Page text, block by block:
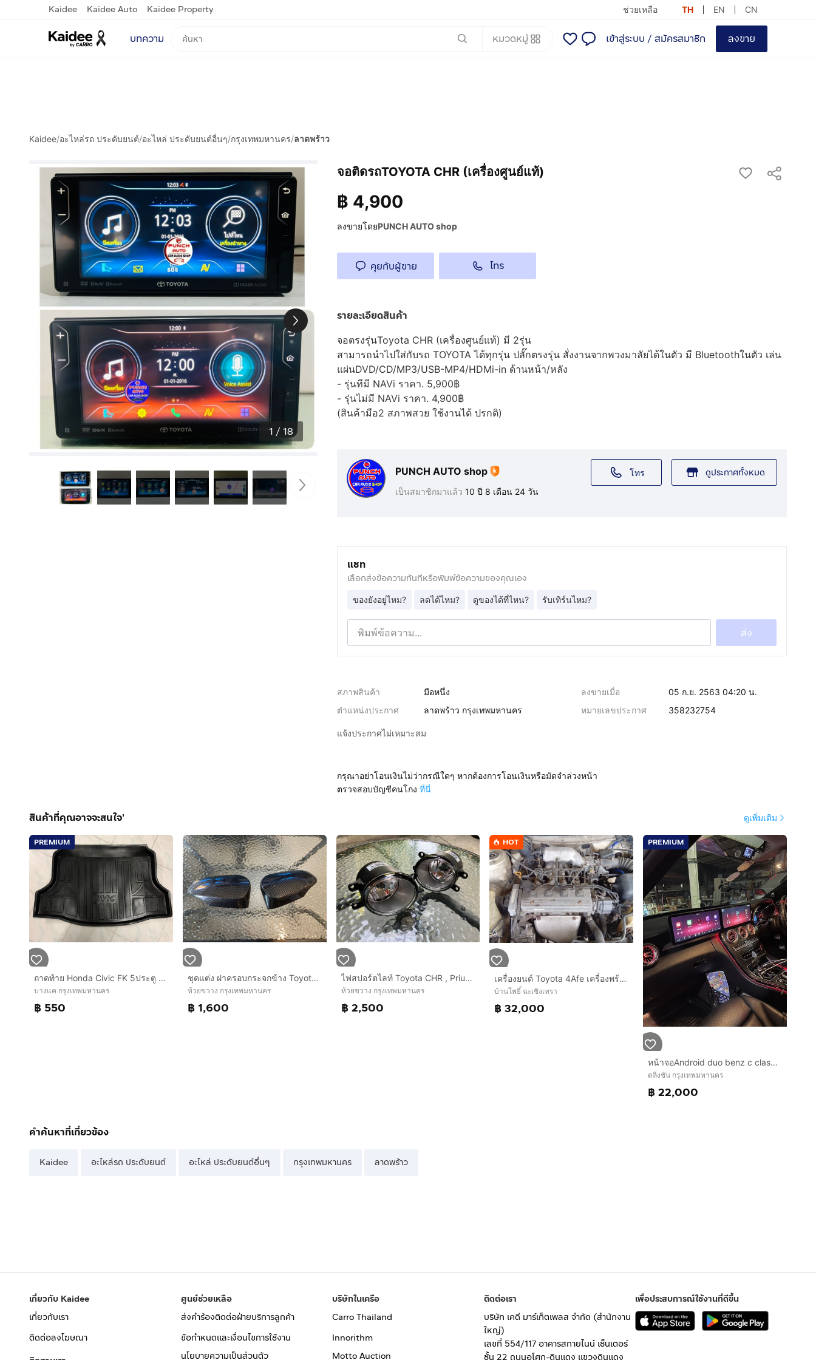
Kaidee Kaidee Auto Kaidee Property ช่วยเหลือ TH EN CN
บทความ หมวดหมู่ เข้าสู่ระบบ / สมัครสมาชิก ลงขาย
Kaidee/อะไหล่รถ ประดับยนต์/อะไหล่ ประดับยนต์อื่นๆ/กรุงเทพมหานคร/ลาดพร้าว
1 / 18
จอติดรถTOYOTA CHR (เครื่องศูนย์แท้)
฿ 4,900
ลงขายโดยPUNCH AUTO shop
คุยกับผู้ขาย โทร
รายละเอียดสินค้า
จอตรงรุ่นToyota CHR (เครื่องศูนย์แท้) มี 2รุ่น
สามารถนำไปใส่กับรถ TOYOTA ได้ทุกรุ่น ปลั๊กตรงรุ่น สั่งงานจากพวงมาลัยได้ในตัว มี Bluetoothในตัว เล่น
แผ่นDVD/CD/MP3/USB-MP4/HDMi-in ด้านหน้า/หลัง
- รุ่นทีมี NAVi ราคา. 5,900฿
- รุ่นไม่มี NAVi ราคา. 4,900฿
(สินค้ามือ2 สภาพสวย ใช้งานได้ ปรกติ)
PUNCH AUTO shop
เป็นสมาชิกมาแล้ว 10 ปี 8 เดือน 24 วัน
โทร ดูประกาศทั้งหมด
แชท
เลือกส่งข้อความทันทีหรือพิมพ์ข้อความของคุณเอง
ของยังอยู่ไหม? ลดได้ไหม? ดูของได้ที่ไหน? รับเทิร์นไหม?
ส่ง
สภาพสินค้า มือหนึ่ง ลงขายเมื่อ
05 ก.ย. 2563 04:20 น.
ตำแหน่งประกาศ
ลาดพร้าว กรุงเทพมหานคร หมายเลขประกาศ 358232754
แจ้งประกาศไม่เหมาะสม
กรุณาอย่าโอนเงินไม่ว่ากรณีใดๆ หากต้องการโอนเงินหรือมัดจำล่วงหน้า
ตรวจสอบบัญชีคนโกง ที่นี่
สินค้าที่คุณอาจจะสนใจ' ดูเพิ่มเติม
PREMIUM
ถาดท้าย Honda Civic FK 5ประตู Honda Jazz GK Toyota CHR Nissan March Kia Carnival Terra Camry
บางแค กรุงเทพมหานคร
฿ 550
ชุดแต่ง ฝาครอบกระจกข้าง Toyota CHR ลาย Carbon Kevlar 1 คู่
ห้วยขวาง กรุงเทพมหานคร
฿ 1,600
ไฟสปอร์ตไลท์ Toyota CHR , Prius , Camry ACV40 ทุกรุ่นปี 1 คู่
ห้วยขวาง กรุงเทพมหานคร
฿ 2,500
HOT
เครื่องยนต์ Toyota 4Afe เครื่องพร้อมเกียร์
บ้านโพธิ์ ฉะเชิงเทรา
฿ 32,000
PREMIUM
หน้าจอAndroid duo benz c class w205
ตลิ่งชัน กรุงเทพมหานคร
฿ 22,000
คำค้นหาที่เกี่ยวข้อง
Kaidee อะไหล่รถ ประดับยนต์ อะไหล่ ประดับยนต์อื่นๆ กรุงเทพมหานคร ลาดพร้าว
เกี่ยวกับ Kaidee
เกี่ยวกับเรา
ติดต่อลงโฆษณา
ศูนย์ช่วยเหลือ
ส่งคำร้องติดต่อฝ่ายบริการลูกค้า
ข้อกำหนดและเงื่อนไขการใช้งาน
นโยบายความเป็นส่วนตัว
บริษัทในเครือ
Carro Thailand
Innorithm
Motto Auction
ติดต่อเรา
บริษัท เคดี มาร์เก็ตเพลส จำกัด (สำนักงาน
ใหญ่)
เลขที่ 554/117 อาคารสกายไนน์ เซ็นเตอร์
ชั้น 22 ถนนอโศก-ดินแดง แขวงดินแดง
เพื่อประสบการณ์ใช้งานที่ดีขึ้น